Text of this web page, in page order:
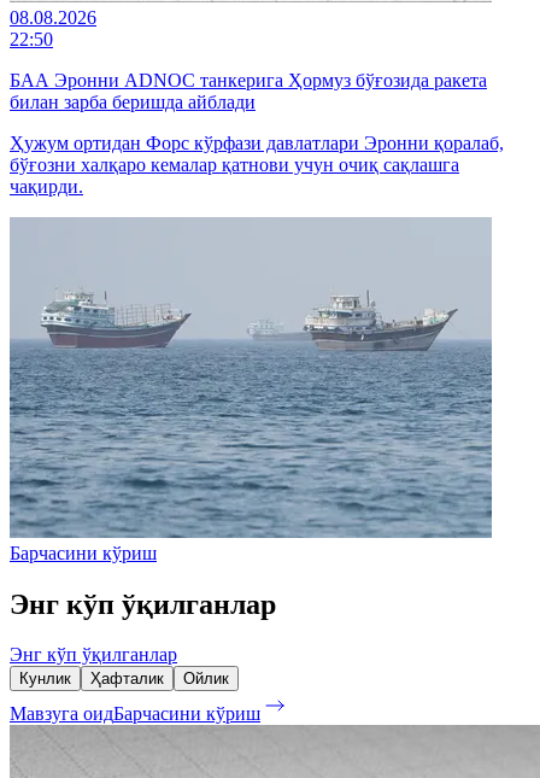
08.08.2026
22:50
БАА Эронни ADNOC танкерига Ҳормуз бўғозида ракета
билан зарба беришда айблади
Ҳужум ортидан Форс кўрфази давлатлари Эронни қоралаб,
бўғозни халқаро кемалар қатнови учун очиқ сақлашга
чақирди.
Барчасини кўриш
Энг кўп ўқилганлар
Энг кўп ўқилганлар
Кунлик Ҳафталик Ойлик
Мавзуга оидБарчасини кўриш